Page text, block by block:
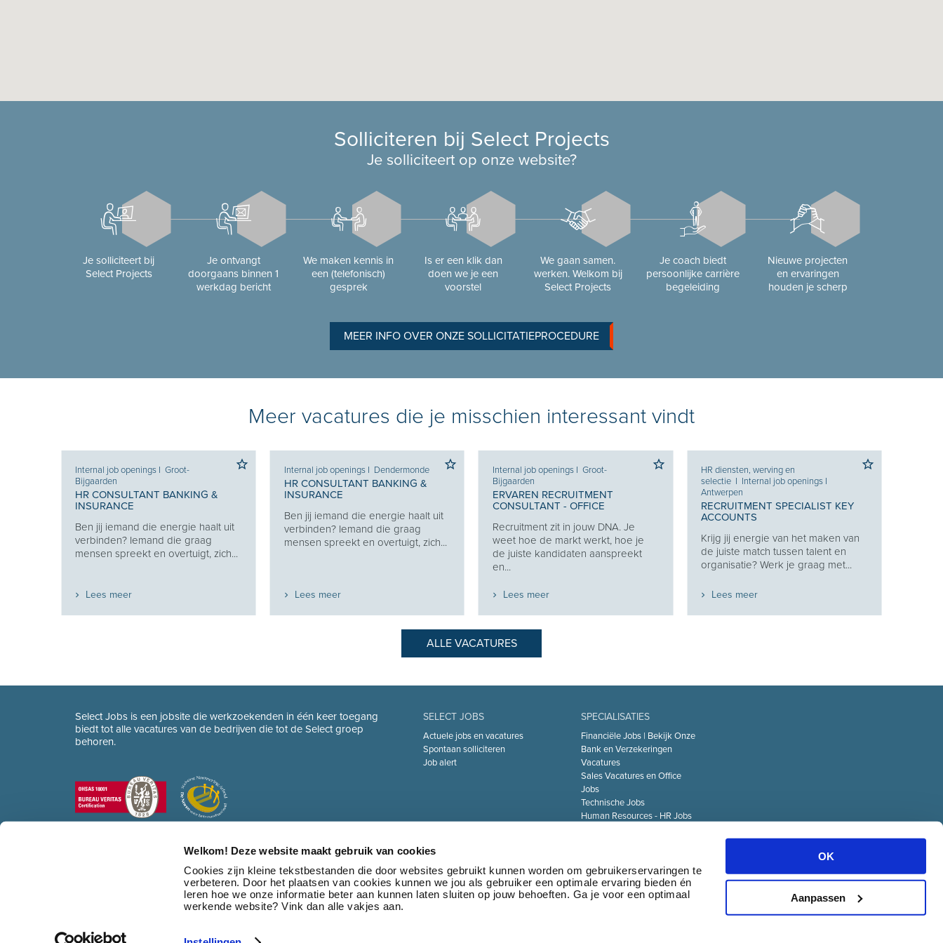
Welkom! Deze website maakt gebruik van cookies
Cookies zijn kleine tekstbestanden die door websites gebruikt kunnen worden om gebruikerservaringen te
verbeteren. Door het plaatsen van cookies kunnen we jou als gebruiker een optimale ervaring bieden én
leren hoe we onze informatie beter aan kunnen laten sluiten op jouw behoeften. Ga je voor een optimaal
werkende website? Vink dan alle vakjes aan.
OK
Aanpassen
Solliciteren bij Select Projects
Je solliciteert op onze website?
Je solliciteert bij
Select Projects
Je ontvangt
doorgaans binnen 1
werkdag bericht
We maken kennis in
een (telefonisch)
gesprek
Is er een klik dan
doen we je een
voorstel
We gaan samen.
werken. Welkom bij
Select Projects
Je coach biedt
persoonlijke carrière
begeleiding
Nieuwe projecten
en ervaringen
houden je scherp
MEER INFO OVER ONZE SOLLICITATIEPROCEDURE
Meer vacatures die je misschien interessant vindt
Internal job openings I Groot-
Bijgaarden
HR CONSULTANT BANKING &
INSURANCE
Ben jij iemand die energie haalt uit
verbinden? Iemand die graag
mensen spreekt en overtuigt, zich...
Lees meer
Internal job openings I Dendermonde
HR CONSULTANT BANKING &
INSURANCE
Ben jij iemand die energie haalt uit
verbinden? Iemand die graag
mensen spreekt en overtuigt, zich...
Lees meer
Internal job openings I Groot-
Bijgaarden
ERVAREN RECRUITMENT
CONSULTANT - OFFICE
Recruitment zit in jouw DNA. Je
weet hoe de markt werkt, hoe je
de juiste kandidaten aanspreekt
en...
Lees meer
HR diensten, werving en
selectie I Internal job openings I
Antwerpen
RECRUITMENT SPECIALIST KEY
ACCOUNTS
Krijg jij energie van het maken van
de juiste match tussen talent en
organisatie? Werk je graag met...
Lees meer
ALLE VACATURES
Select Jobs is een jobsite die werkzoekenden in één keer toegang
biedt tot alle vacatures van de bedrijven die tot de Select groep
behoren.
SELECT JOBS
Actuele jobs en vacatures
Spontaan solliciteren
Job alert
SPECIALISATIES
Financiële Jobs | Bekijk Onze
Bank en Verzekeringen
Vacatures
Sales Vacatures en Office
Jobs
Technische Jobs
Human Resources - HR Jobs
Transport & Logistiek Jobs
Marketing & communicatie
Jobs